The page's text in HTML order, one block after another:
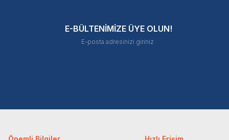
E-BÜLTENİMİZE ÜYE OLUN!